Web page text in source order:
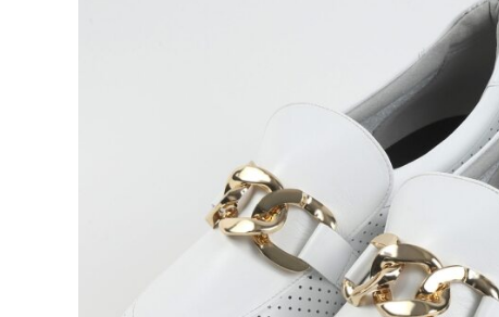
スニーカー
レインシューズ
バッグ